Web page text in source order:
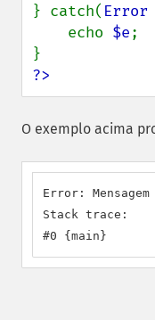
} catch( Error
    echo
$e;
?>
O exemplo acima
Error:
Stack trace:
#0 {main}